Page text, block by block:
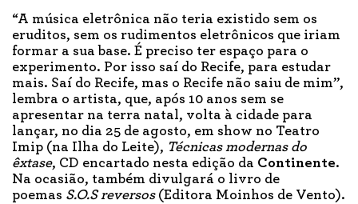
“A música eletrônica não teria existido sem os
eruditos, sem os rudimentos eletrônicos que iriam
formar a sua base. É preciso ter espaço para o
experimento. Por isso saí do Recife, para estudar
mais. Saí do Recife, mas o Recife não saiu de mim”,
lembra o artista, que, após 10 anos sem se
apresentar na terra natal, volta à cidade para
lançar, no dia 25 de agosto, em show no Teatro
Imip (na Ilha do Leite), Técnicas modernas do
êxtase, CD encartado nesta edição da Continente.
Na ocasião, também divulgará o livro de
poemas S.O.S reversos(Editora Moinhos de Vento).